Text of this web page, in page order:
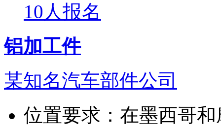
10人报名
铝加工件
某知名汽车部件公司
位置要求： 在墨西哥